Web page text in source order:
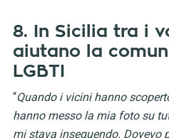
8. In Sicilia tra i
aiutano la
LGBTI
“Quando i vicini hanno
hanno messo la mia foto su
mi stava inseguendo. Dovevo